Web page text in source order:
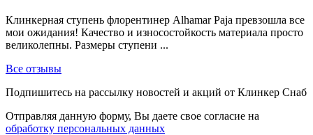
Клинкерная ступень флорентинер Alhamar Paja превзошла все
мои ожидания! Качество и износостойкость материала просто
великолепны. Размеры ступени ...
Все отзывы
Подпишитесь на рассылку новостей и акций от Клинкер Снаб
Отправляя данную форму, Вы даете свое согласие на
обработку персональных данных